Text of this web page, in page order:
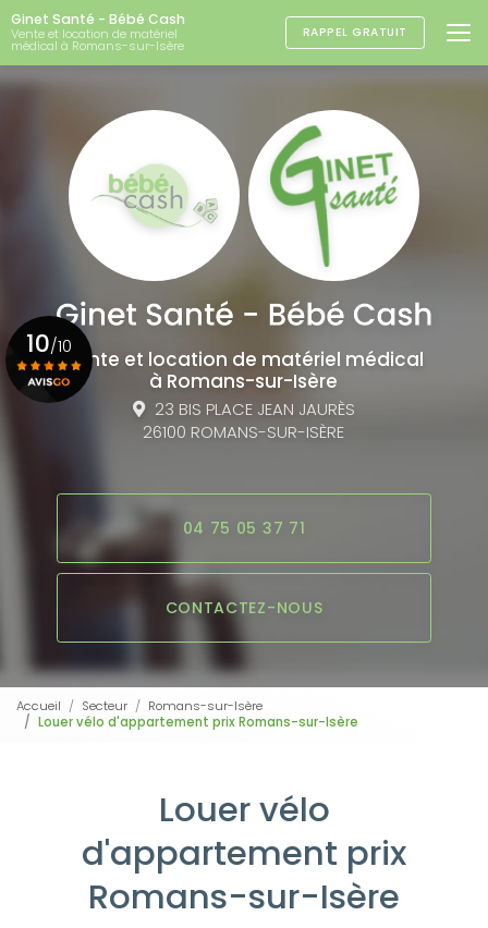
Aller
au
contenu
principal
Ginet Santé - Bébé Cash
Vente et location de matériel
médical à Romans-sur-Isère
RAPPEL GRATUIT
Vente et location de matériel médical
à Romans-sur-Isère
23 BIS PLACE JEAN JAURÈS
26100 ROMANS-SUR-ISÈRE
04 75 05 37 71
CONTACTEZ-NOUS
10/10
Accueil Secteur
Romans-sur-Isère
Louer vélo d'appartement prix Romans-sur-Isère
Louer vélo
d'appartement prix
Romans-sur-Isère